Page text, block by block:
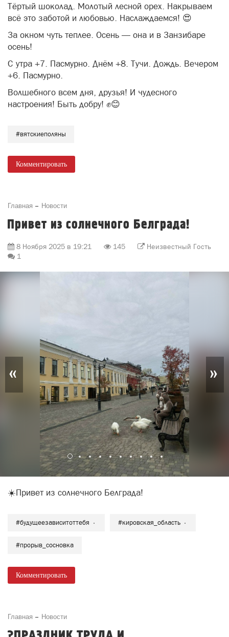
Тёртый шоколад. Молотый лесной орех. Накрываем
всё это заботой и любовью. Наслаждаемся! 😍
За окном чуть теплее. Осень — она и в Занзибаре
осень!
С утра +7. Пасмурно. Днём +8. Тучи. Дождь. Вечером
+6. Пасмурно.
Волшебного всем дня, друзья! И чудесного
настроения! Быть добру! ✊😊
#вятскиеполяны
Комментировать
Главная Новости
Привет из солнечного Белграда!
8 Ноября 2025 в 19:21 145
Неизвестный Гость
1
« »
☀️Привет из солнечного Белграда!
#будущеезависитоттебя #кировская_область
#прорыв_сосновка
Комментировать
Главная Новости